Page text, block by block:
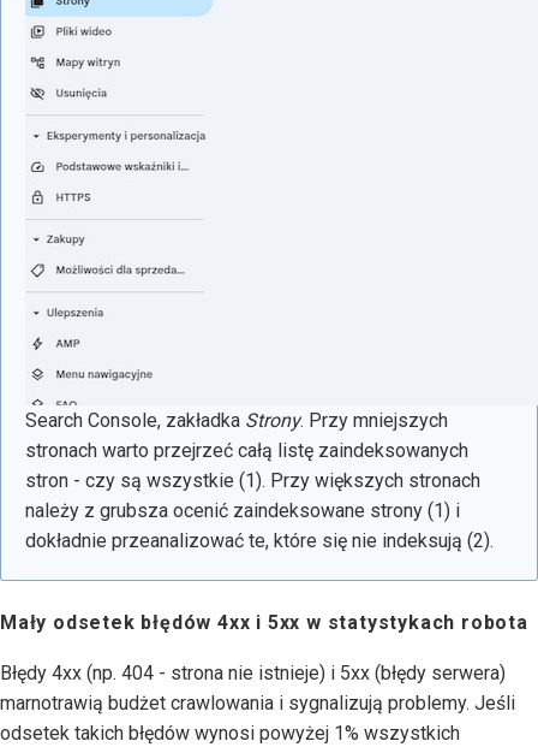
Search Console, zakładka Strony. Przy mniejszych
stronach warto przejrzeć całą listę zaindeksowanych
stron - czy są wszystkie (1). Przy większych stronach
należy z grubsza ocenić zaindeksowane strony (1) i
dokładnie przeanalizować te, które się nie indeksują (2).
Mały odsetek błędów 4xx i 5xx w statystykach robota
Błędy 4xx (np. 404 - strona nie istnieje) i 5xx (błędy serwera)
marnotrawią budżet crawlowania i sygnalizują problemy. Jeśli
odsetek takich błędów wynosi powyżej 1% wszystkich